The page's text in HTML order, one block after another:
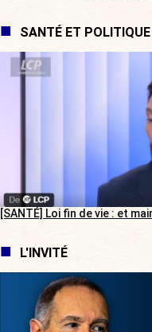
SANTÉ ET POLITIQUE
[SANTÉ] Loi fin de vie : et
L'INVITÉ